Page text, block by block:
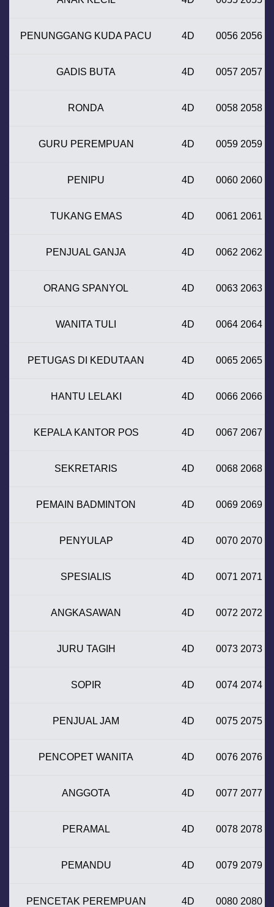
PENUNGGANG KUDA PACU 4D 0056 2056
GADIS BUTA 4D 0057 2057
RONDA 4D 0058 2058
GURU PEREMPUAN 4D 0059 2059
PENIPU 4D 0060 2060
TUKANG EMAS 4D 0061 2061
PENJUAL GANJA 4D 0062 2062
ORANG SPANYOL 4D 0063 2063
WANITA TULI 4D 0064 2064
PETUGAS DI KEDUTAAN 4D 0065 2065
HANTU LELAKI 4D 0066 2066
KEPALA KANTOR POS 4D 0067 2067
SEKRETARIS 4D 0068 2068
PEMAIN BADMINTON 4D 0069 2069
PENYULAP 4D 0070 2070
SPESIALIS 4D 0071 2071
ANGKASAWAN 4D 0072 2072
JURU TAGIH 4D 0073 2073
SOPIR 4D 0074 2074
PENJUAL JAM 4D 0075 2075
PENCOPET WANITA 4D 0076 2076
ANGGOTA 4D 0077 2077
PERAMAL 4D 0078 2078
PEMANDU 4D 0079 2079
PENCETAK PEREMPUAN 4D 0080 2080